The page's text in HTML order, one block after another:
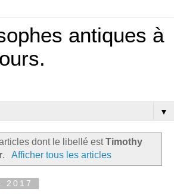
antiques à
▼
dont le libellé estTimothy
. Afficher tous les articles
2017